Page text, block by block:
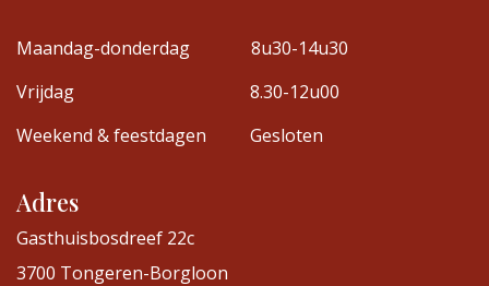
Maandag-donderdag
8u30-14u30
Vrijdag
8.30-12u00
Weekend & feestdagen
Gesloten
Adres
Gasthuisbosdreef 22c
3700 Tongeren-Borgloon